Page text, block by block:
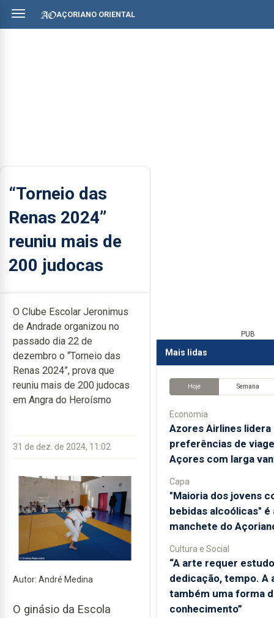
AÇORIANO ORIENTAL
“Torneio das
Renas 2024”
reuniu mais de
200 judocas
O Clube Escolar Jeronimus
de Andrade organizou no
passado dia 22 de
dezembro o “Torneio das
Renas 2024”, prova que
reuniu mais de 200 judocas
em Angra do Heroísmo
31 de dez. de 2024, 11:02
Autor: André Medina
O ginásio da Escola
PUB
Mais lidas
Hoje Semana
Economia
Azores Airlines lidera
preferências de
Açores com larga
Capa
"Maioria dos jovens
bebidas alcoólicas" é
manchete do
Cultura e Social
“A arte requer
dedicação, tempo. A
também uma forma
conhecimento”